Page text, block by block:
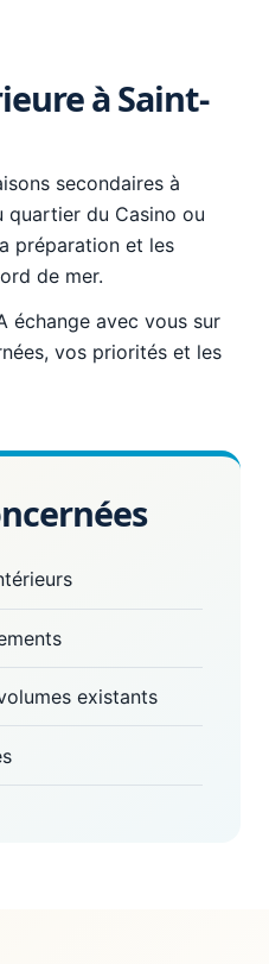
à Saint-
secondaires à
quartier du Casino ou
préparation et les
de mer.
échange avec vous sur
vos priorités et les
existants